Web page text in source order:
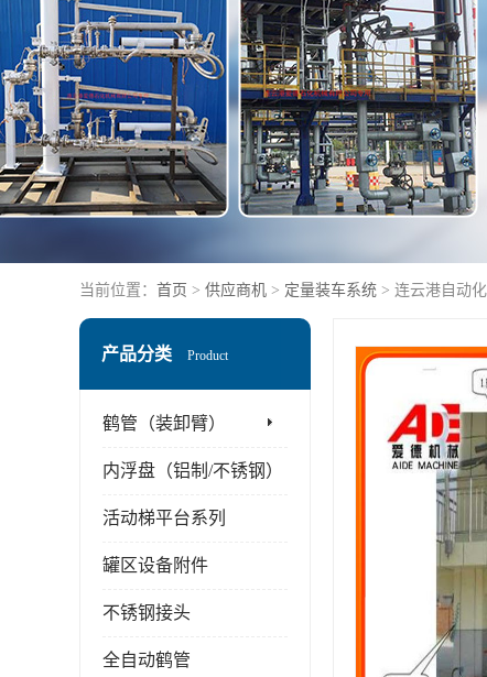
当前位置： 首页 > 供应商机 > 定量装车系统 > 连云港自动
产品分类 Product
鹤管（装卸臂）
内浮盘（铝制/不锈钢）
活动梯平台系列
罐区设备附件
不锈钢接头
全自动鹤管